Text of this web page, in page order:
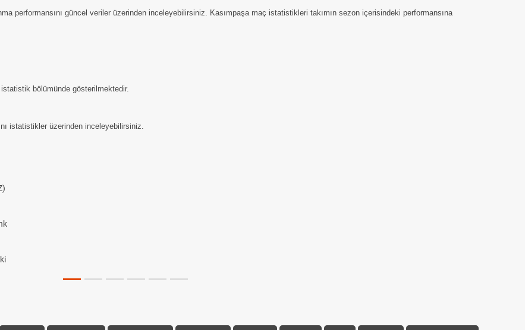
performansını güncel veriler üzerinden inceleyebilirsiniz. Kasımpaşa maç istatistikleri takımın sezon içerisindeki performansına
bölümünde gösterilmektedir.
istatistikler üzerinden inceleyebilirsiniz.